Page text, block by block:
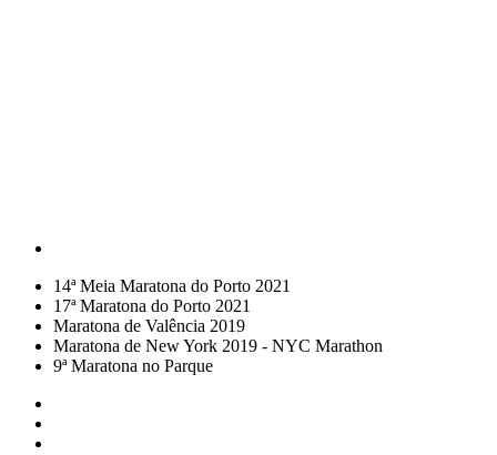
14ª Meia Maratona do Porto 2021
17ª Maratona do Porto 2021
Maratona de Valência 2019
Maratona de New York 2019 - NYC Marathon
9ª Maratona no Parque